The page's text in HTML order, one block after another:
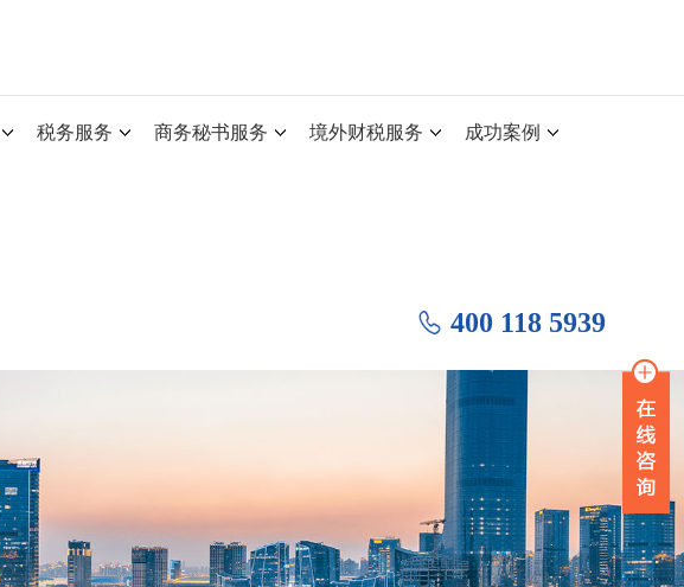
税务服务 商务秘书服务 境外财税服务 成功案例
400 118 5939